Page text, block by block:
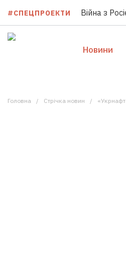
#СПЕЦПРОЕКТИ Війна з
Новини
Головна Стрічка новин